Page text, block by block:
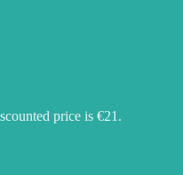
price is €21.